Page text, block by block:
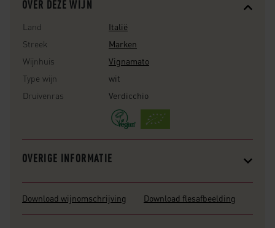
OVER DEZE WIJN
Land
Italië
Streek
Marken
Wijnhuis
Vignamato
Type wijn
wit
Druivenras
Verdicchio
OVERIGE INFORMATIE
Download wijnomschrijving Download flesafbeelding